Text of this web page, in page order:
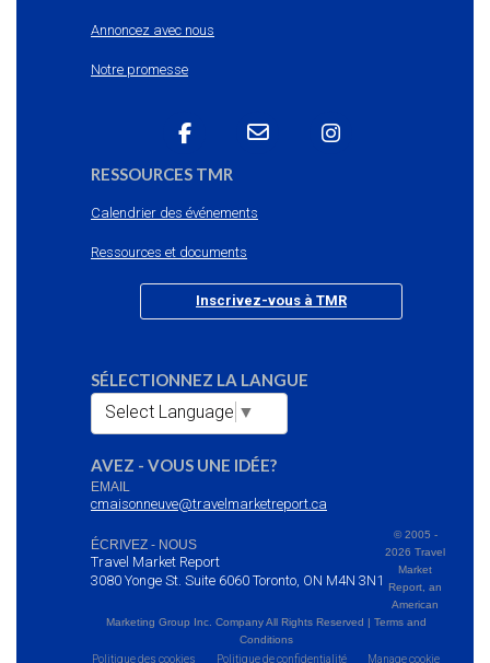
Annoncez avec nous
Notre promesse
RESSOURCES TMR
Calendrier des événements
Ressources et documents
Inscrivez-vous à TMR
SÉLECTIONNEZ LA LANGUE
Select Language ▼
AVEZ - VOUS UNE IDÉE?
EMAIL
cmaisonneuve@travelmarketreport.ca
ÉCRIVEZ - NOUS
Travel Market Report
3080 Yonge St. Suite 6060 Toronto, ON M4N 3N1
© 2005 -
2026 Travel
Market
Report, an
American
Marketing Group Inc. Company All Rights Reserved | Terms and
Conditions
Politique des cookies
Politique de confidentialité Manage cookie